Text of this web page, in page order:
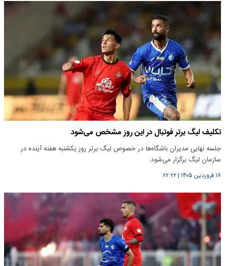
تکلیف لیگ برتر فوتبال در این روز مشخص می‌شود
جلسه نهایی مدیران‌ باشگاه‌ها در خصوص لیگ برتر روز یکشنبه هفته آینده در
سازمان لیگ برگزار می‌شود.
۱۸ فروردین ۱۴۰۵ |۲۲:۲۲